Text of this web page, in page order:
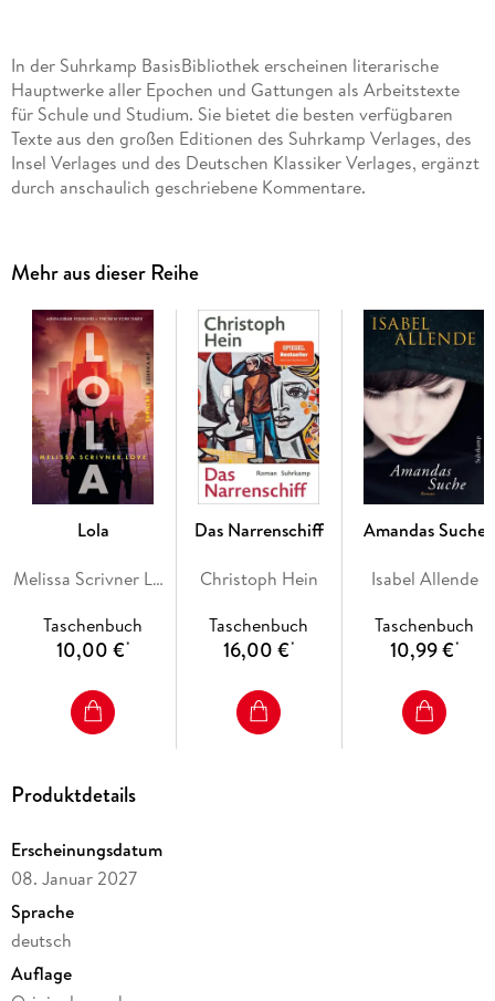
In der Suhrkamp BasisBibliothek erscheinen literarische
Hauptwerke aller Epochen und Gattungen als Arbeitstexte
für Schule und Studium. Sie bietet die besten verfügbaren
Texte aus den großen Editionen des Suhrkamp Verlages, des
Insel Verlages und des Deutschen Klassiker Verlages, ergänzt
durch anschaulich geschriebene Kommentare.
Mehr aus dieser Reihe
Lola
Melissa Scrivner Love
Taschenbuch
10,00 €*
Das Narrenschiff
Christoph Hein
Taschenbuch
16,00 €*
Amandas Suche
Isabel Allende
Taschenbuch
10,99 €*
Produktdetails
Erscheinungsdatum
08. Januar 2027
Sprache
deutsch
Auflage